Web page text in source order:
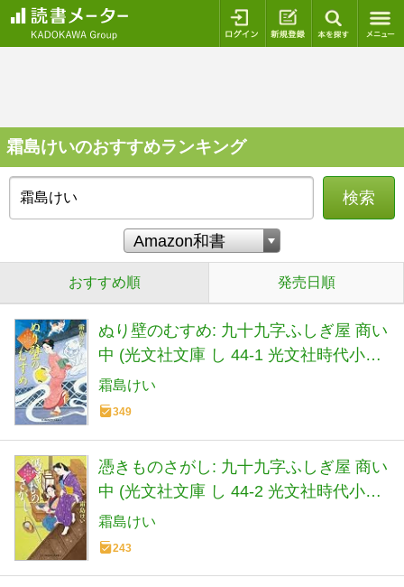
ログイン 新規登録
霜島けいのおすすめランキング
検索
おすすめ順 発売日順
ぬり壁のむすめ: 九十九字ふしぎ屋 商い
中 (光文社文庫 し 44-1 光文社時代小説
文庫)
霜島けい
349
憑きものさがし: 九十九字ふしぎ屋 商い
中 (光文社文庫 し 44-2 光文社時代小説
文庫)
霜島けい
243